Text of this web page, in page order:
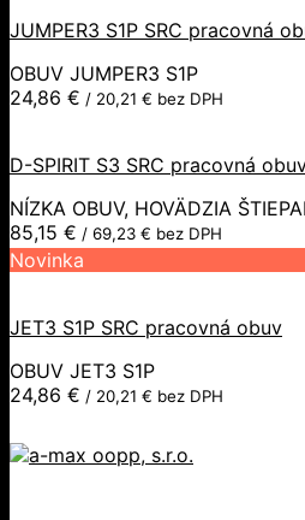
JUMPER3 S1P SRC pracovná
OBUV JUMPER3 S1P
24,86 € / 20,21 € bez DPH
D-SPIRIT S3 SRC pracovná
NÍZKA OBUV, HOVÄDZIA
85,15 € / 69,23 € bez DPH
Novinka
JET3 S1P SRC pracovná obuv
OBUV JET3 S1P
24,86 € / 20,21 € bez DPH